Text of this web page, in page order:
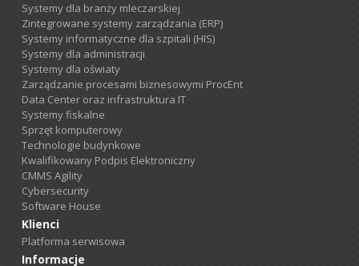
Systemy dla branży mleczarskiej
Zintegrowane systemy zarządzania (ERP)
Systemy informatyczne dla szpitali (HIS)
Systemy dla administracji
Systemy dla oświaty
Zarządzanie procesami biznesowymi ProcEnt
Data Center oraz infrastruktura IT
Systemy fiskalne
Sprzęt komputerowy
Technologie budynkowe
Kwalifikowany Podpis Elektroniczny
CMMS Agility
Cybersecurity
Software House
Klienci
Platforma serwisowa
Informacje